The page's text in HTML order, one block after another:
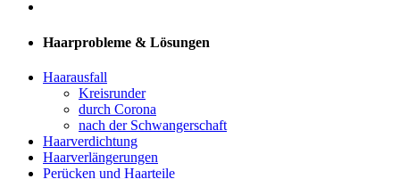
Haarprobleme & Lösungen
Haarausfall
Kreisrunder
durch Corona
nach der Schwangerschaft
Haarverdichtung
Haarverlängerungen
Perücken und Haarteile